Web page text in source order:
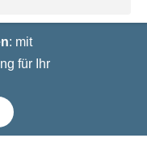
: mit
für Ihr